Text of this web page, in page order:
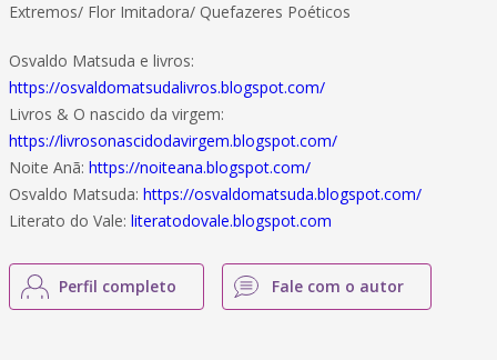
Extremos/ Flor Imitadora/ Quefazeres Poéticos
Osvaldo Matsuda e livros:
https://osvaldomatsudalivros.blogspot.com/
Livros & O nascido da virgem:
https://livrosonascidodavirgem.blogspot.com/
Noite Anã: https://noiteana.blogspot.com/
Osvaldo Matsuda: https://osvaldomatsuda.blogspot.com/
Literato do Vale: literatodovale.blogspot.com
Perfil completo Fale com o autor